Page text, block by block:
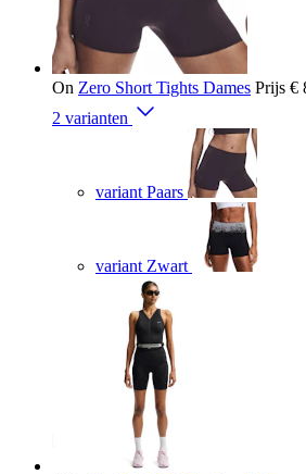
On Zero Short Tights Dames Prijs €
2 varianten
variant Paars
variant Zwart